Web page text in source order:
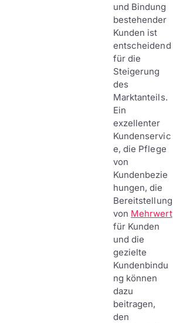
und Bindung
bestehender
Kunden ist
entscheidend
für die
Steigerung
des
Marktanteils.
Ein
exzellenter
Kundenservic
e, die Pflege
von
Kundenbezie
hungen, die
Bereitstellung
von Mehrwert
für Kunden
und die
gezielte
Kundenbindu
ng können
dazu
beitragen,
den